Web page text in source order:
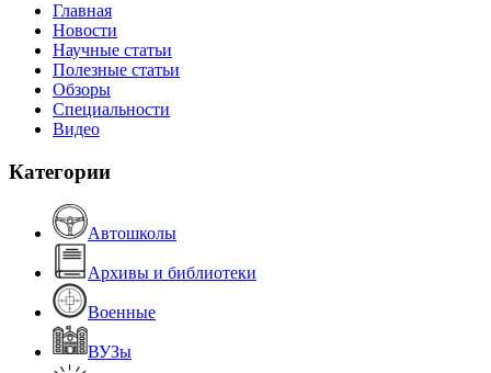
Главная
Новости
Научные статьи
Полезные статьи
Обзоры
Специальности
Видео
Категории
Автошколы
Архивы и библиотеки
Военные
ВУЗы